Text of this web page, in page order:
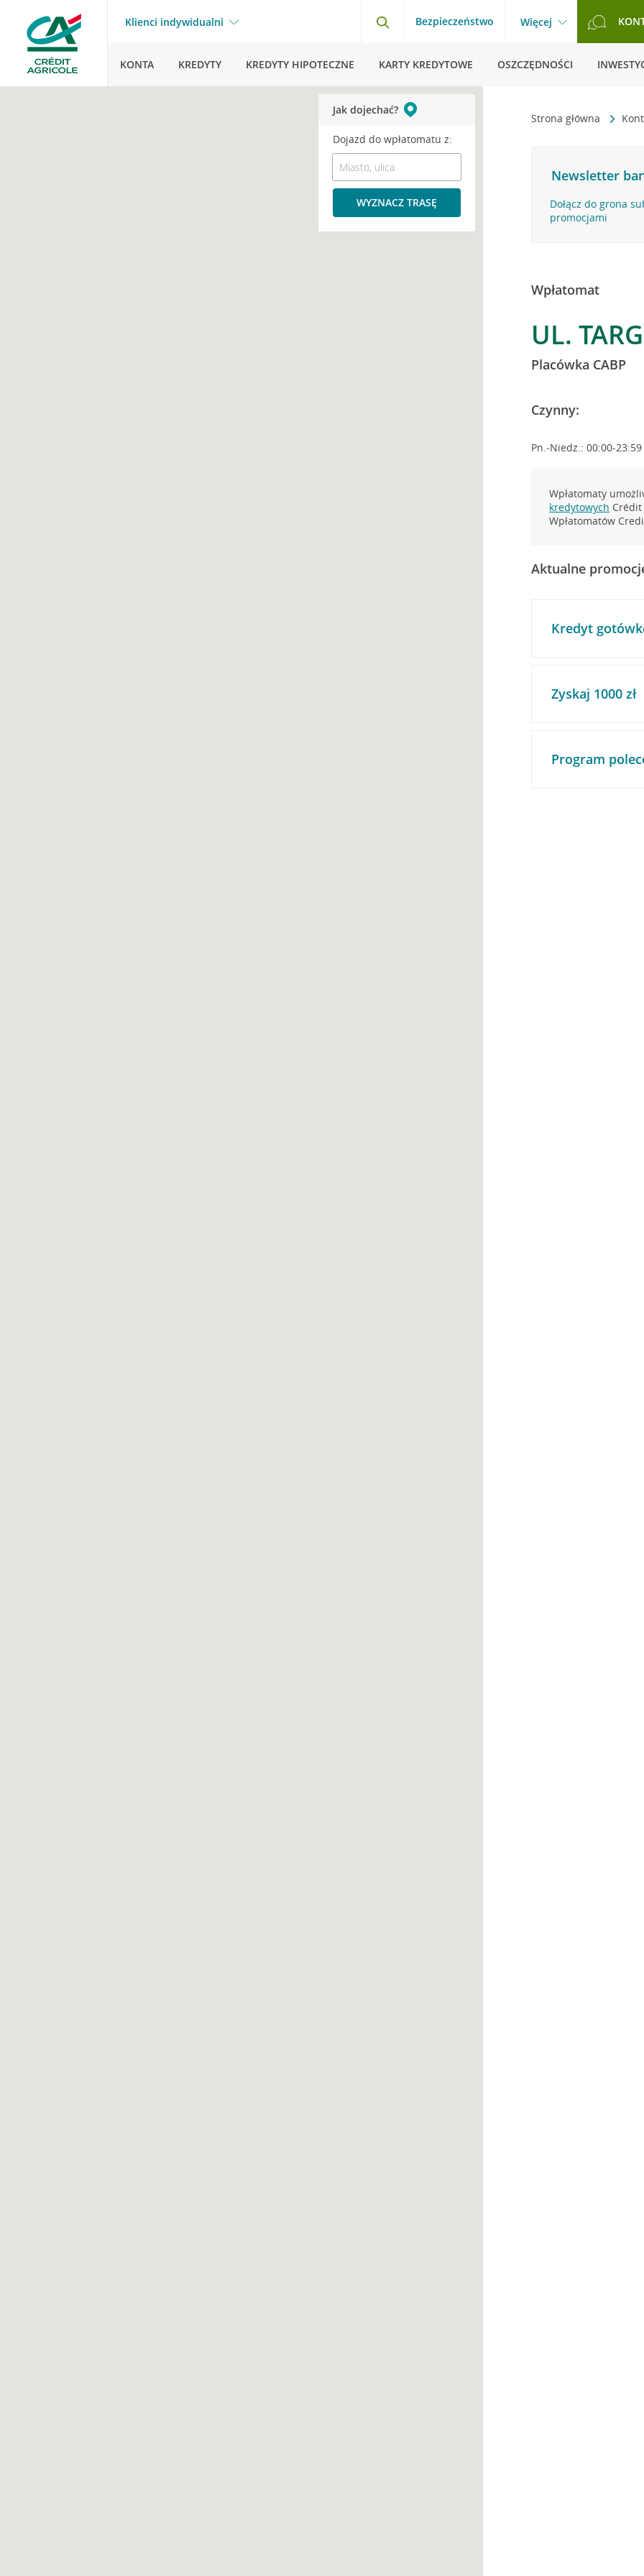
Klienci indywidualni Bezpieczeństwo Więcej
KONTA KREDYTY KREDYTY HIPOTECZNE KARTY KREDYTOWE OSZCZĘDNOŚCI
Strona główna
Newsletter
Dołącz do grona
promocjami
Wpłatomat
UL.
Placówka CABP
Czynny:
Pn.-Niedz.: 00:00-23:59
Wpłatomaty
kredytowych
Wpłatomatów
Aktualne
Kredyt
Zyskaj 1000 zł
Program
Jak dojechać?
Dojazd do wpłatomatu z:
WYZNACZ TRASĘ